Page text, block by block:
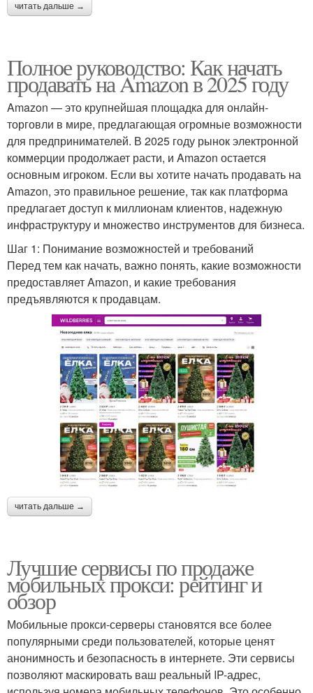
читать дальше →
Полное руководство: Как начать
продавать на Amazon в 2025 году
Amazon — это крупнейшая площадка для онлайн-
торговли в мире, предлагающая огромные возможности
для предпринимателей. В 2025 году рынок электронной
коммерции продолжает расти, и Amazon остается
основным игроком. Если вы хотите начать продавать на
Amazon, это правильное решение, так как платформа
предлагает доступ к миллионам клиентов, надежную
инфраструктуру и множество инструментов для бизнеса.
Шаг 1: Понимание возможностей и требований
Перед тем как начать, важно понять, какие возможности
предоставляет Amazon, и какие требования
предъявляются к продавцам.
читать дальше →
Лучшие сервисы по продаже
мобильных прокси: рейтинг и
обзор
Мобильные прокси-серверы становятся все более
популярными среди пользователей, которые ценят
анонимность и безопасность в интернете. Эти сервисы
позволяют маскировать ваш реальный IP-адрес,